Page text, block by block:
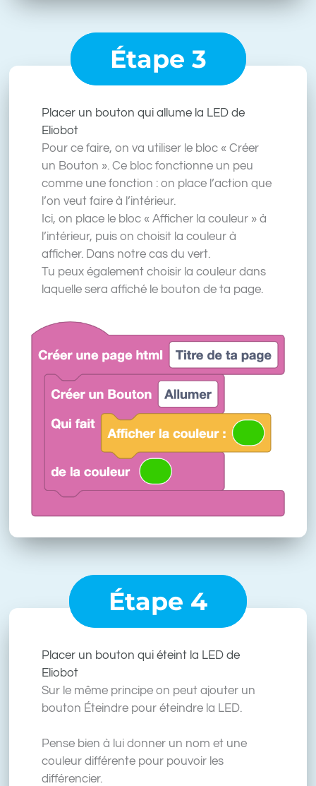
Étape 3
Placer un bouton qui allume la LED de
Eliobot
Pour ce faire, on va utiliser le bloc « Créer
un Bouton ». Ce bloc fonctionne un peu
comme une fonction : on place l’action que
l’on veut faire à l’intérieur.
Ici, on place le bloc « Afficher la couleur » à
l’intérieur, puis on choisit la couleur à
afficher. Dans notre cas du vert.
Tu peux également choisir la couleur dans
laquelle sera affiché le bouton de ta page.
Étape 4
Placer un bouton qui éteint la LED de
Eliobot
Sur le même principe on peut ajouter un
bouton Éteindre pour éteindre la LED.
Pense bien à lui donner un nom et une
couleur différente pour pouvoir les
différencier.